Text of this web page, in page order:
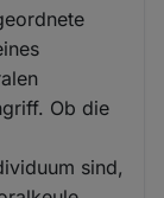
Ob die
sind,